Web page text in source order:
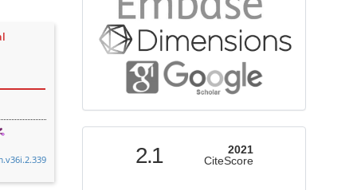
2.1
2021
CiteScore